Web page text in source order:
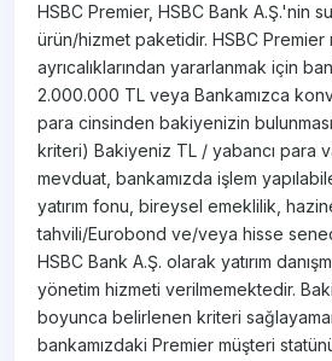
HSBC Premier, HSBC Bank A.Ş.'nin
ürün/hizmet paketidir. HSBC Premier
ayrıcalıklarından yararlanmak için
2.000.000 TL veya Bankamızca
para cinsinden bakiyenizin
kriteri) Bakiyeniz TL / yabancı para
mevduat, bankamızda işlem
yatırım fonu, bireysel emeklilik,
tahvili/Eurobond ve/veya hisse
HSBC Bank A.Ş. olarak yatırım
yönetim hizmeti verilmemektedir.
boyunca belirlenen kriteri
bankamızdaki Premier müşteri